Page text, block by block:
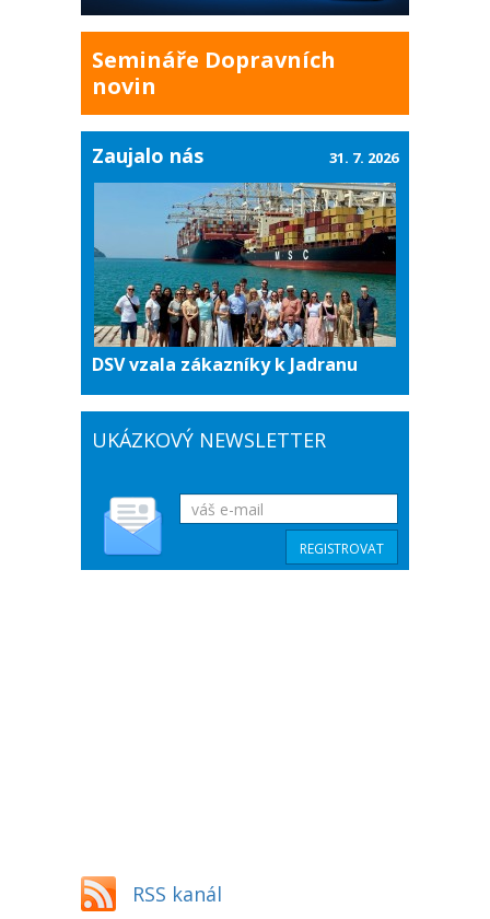
Semináře Dopravních
novin
Zaujalo nás
DSV vzala zákazníky k Jadranu
31. 7. 2026
UKÁZKOVÝ NEWSLETTER
RSS kanál